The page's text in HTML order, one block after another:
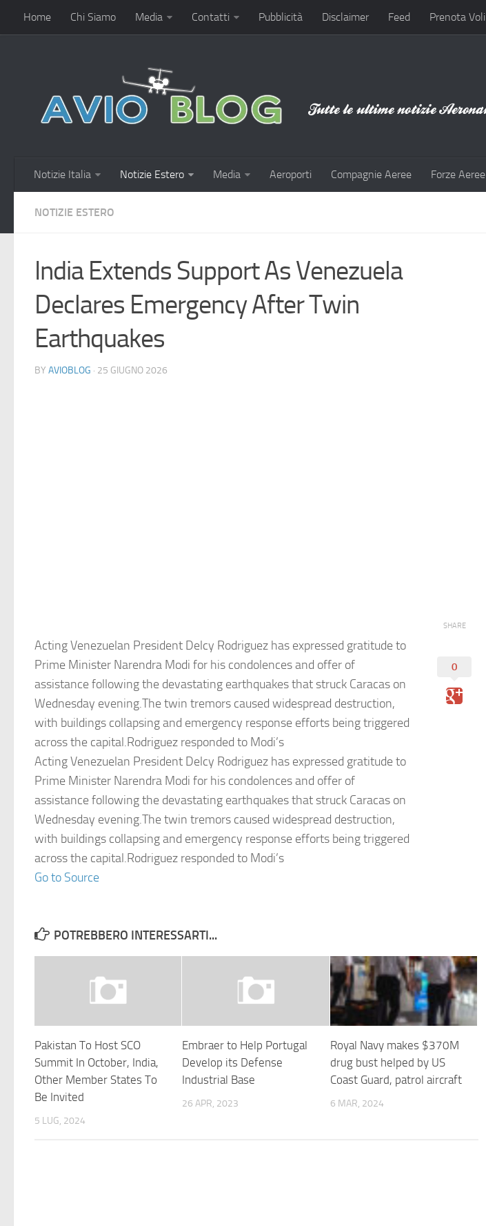
Home Chi Siamo Media Contatti Pubblicità Disclaimer Feed Prenota Voli
Notizie Italia Notizie Estero Media Aeroporti Compagnie Aeree Forze Aeree
NOTIZIE ESTERO
India Extends Support As Venezuela
Declares Emergency After Twin
Earthquakes
BY AVIOBLOG · 25 GIUGNO 2026
Acting Venezuelan President Delcy Rodriguez has expressed gratitude to
Prime Minister Narendra Modi for his condolences and offer of
assistance following the devastating earthquakes that struck Caracas on
Wednesday evening.The twin tremors caused widespread destruction,
with buildings collapsing and emergency response efforts being triggered
across the capital.Rodriguez responded to Modi’s
Acting Venezuelan President Delcy Rodriguez has expressed gratitude to
Prime Minister Narendra Modi for his condolences and offer of
assistance following the devastating earthquakes that struck Caracas on
Wednesday evening.The twin tremors caused widespread destruction,
with buildings collapsing and emergency response efforts being triggered
across the capital.Rodriguez responded to Modi’s
Go to Source
SHARE
0
POTREBBERO INTERESSARTI...
Pakistan To Host SCO
Summit In October, India,
Other Member States To
Be Invited
5 LUG, 2024
Embraer to Help Portugal
Develop its Defense
Industrial Base
26 APR, 2023
Royal Navy makes $370M
drug bust helped by US
Coast Guard, patrol aircraft
6 MAR, 2024